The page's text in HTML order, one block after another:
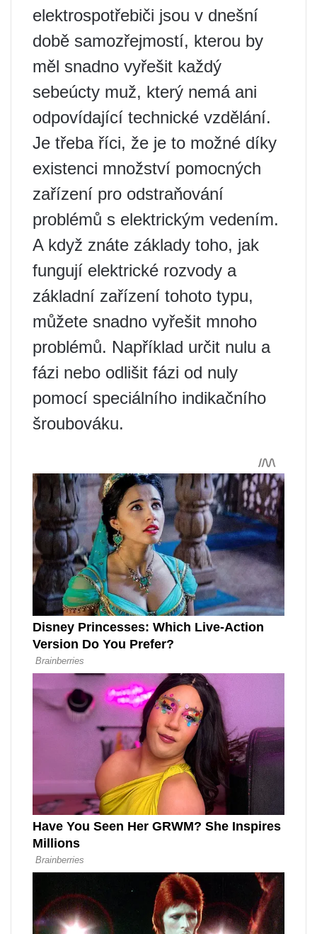
elektrospotřebiči jsou v dnešní
době samozřejmostí, kterou by
měl snadno vyřešit každý
sebeúcty muž, který nemá ani
odpovídající technické vzdělání.
Je třeba říci, že je to možné díky
existenci množství pomocných
zařízení pro odstraňování
problémů s elektrickým vedením.
A když znáte základy toho, jak
fungují elektrické rozvody a
základní zařízení tohoto typu,
můžete snadno vyřešit mnoho
problémů. Například určit nulu a
fázi nebo odlišit fázi od nuly
pomocí speciálního indikačního
šroubováku.